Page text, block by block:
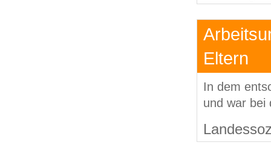
Eltern
In dem
und war bei